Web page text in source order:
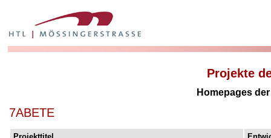
Projekte
Homepages
7ABETE